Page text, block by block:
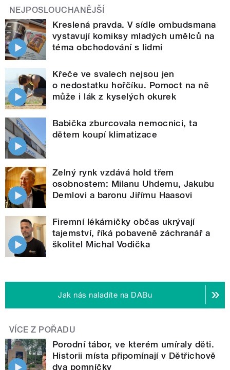
NEJPOSLOUCHANĚJŠÍ
Kreslená pravda. V sídle ombudsmana
vystavují komiksy mladých umělců na
téma obchodování s lidmi
Křeče ve svalech nejsou jen
o nedostatku hořčíku. Pomoct na ně
může i lák z kyselých okurek
Babička zburcovala nemocnici, ta
dětem koupí klimatizace
Zelný rynk vzdává hold třem
osobnostem: Milanu Uhdemu, Jakubu
Demlovi a baronu Jiřímu Haasovi
Firemní lékárničky občas ukrývají
tajemství, říká pobaveně záchranář a
školitel Michal Vodička
Jak nás naladíte na DABu
VÍCE Z POŘADU
Porodní tábor, ve kterém umíraly děti.
Historii místa připomínají v Dětřichově
dva pomníčky